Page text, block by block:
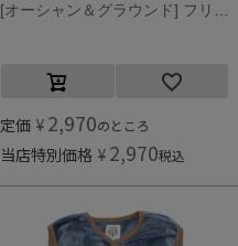
[オーシャン＆グラウンド] フリースワッペンスリーパー グレージュ(GE)
定価 ¥ 2,970のところ
当店特別価格 ¥ 2,970税込